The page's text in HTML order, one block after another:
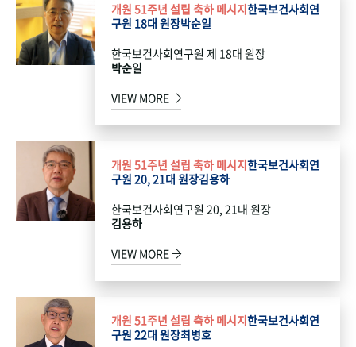
개원 51주년 설립 축하 메시지한국보건사회연
구원 18대 원장박순일
한국보건사회연구원 제 18대 원장
박순일
VIEW MORE
개원 51주년 설립 축하 메시지한국보건사회연
구원 20, 21대 원장김용하
한국보건사회연구원 20, 21대 원장
김용하
VIEW MORE
개원 51주년 설립 축하 메시지한국보건사회연
구원 22대 원장최병호